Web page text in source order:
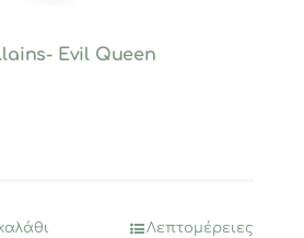
Evil Queen
Λεπτομέρειες